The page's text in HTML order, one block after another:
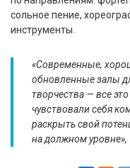
сольное пение,
инструменты.
«Современные,
обновленные залы
творчества — все
чувствовали себя
раскрыть свой
на должном уровне»,